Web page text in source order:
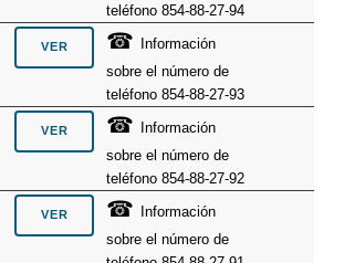
teléfono 854-88-27-94
☎
Información
sobre el número de
teléfono 854-88-27-93
☎
Información
sobre el número de
teléfono 854-88-27-92
☎
Información
sobre el número de